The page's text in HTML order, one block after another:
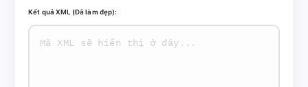
Kết quả XML (Đã làm đẹp):